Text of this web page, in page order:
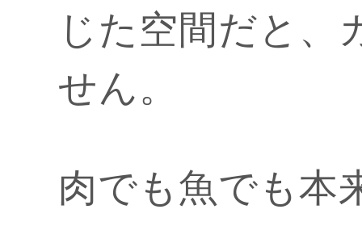
じた空間だと、
せん。
肉でも魚でも本